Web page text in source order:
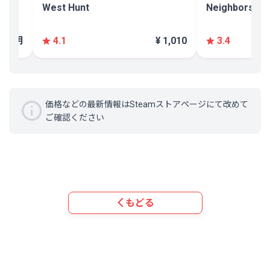
不明
West Hunt
4.1 ¥ 1,010
Neighbors:
3.4
価格などの最新情報はSteamストアページにて改めて
ご確認ください
もどる